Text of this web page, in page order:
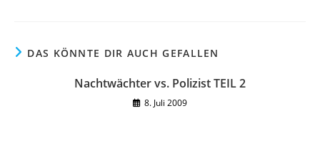
DAS KÖNNTE DIR AUCH GEFALLEN
Nachtwächter vs. Polizist TEIL 2
8. Juli 2009